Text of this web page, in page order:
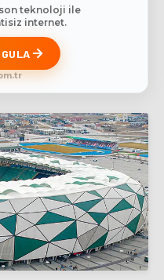
son teknoloji ile
internet.